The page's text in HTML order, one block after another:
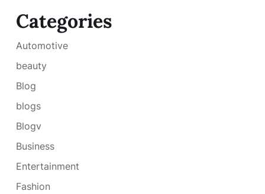
Categories
Automotive
beauty
Blog
blogs
Blogv
Business
Entertainment
Fashion